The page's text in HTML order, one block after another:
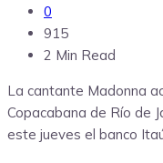
0
915
2 Min Read
La cantante Madonna
Copacabana de Río de
este jueves el banco